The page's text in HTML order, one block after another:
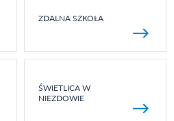
ZDALNA SZKOŁA
ŚWIETLICA W
NIEZDOWIE